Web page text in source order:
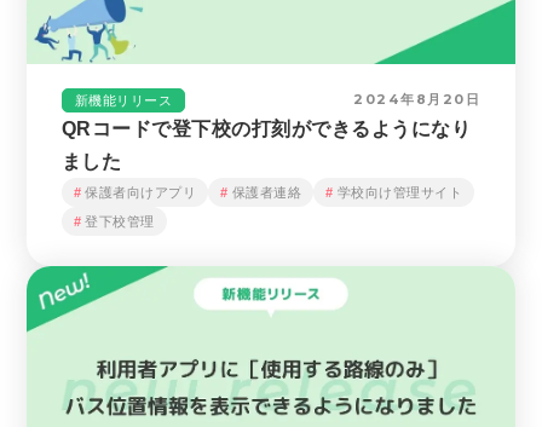
新機能リリース 2024年8月20日
QRコードで登下校の打刻ができるようになり
ました
保護者向けアプリ 保護者連絡
学校向け管理サイト
登下校管理